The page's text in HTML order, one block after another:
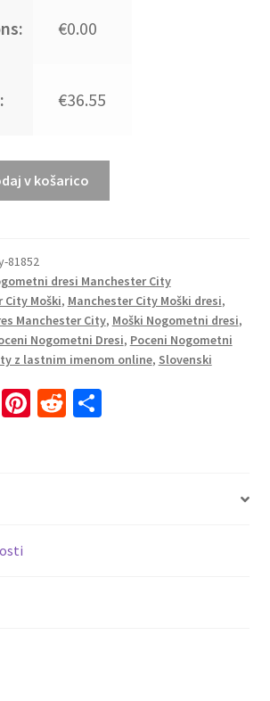
€0.00
€36.55
v košarico
81852
dresi Manchester City
City Moški, Manchester City Moški dresi,
Manchester City, Moški Nogometni dresi,
Nogometni Dresi, Poceni Nogometni
z lastnim imenom online, Slovenski
Pi R S